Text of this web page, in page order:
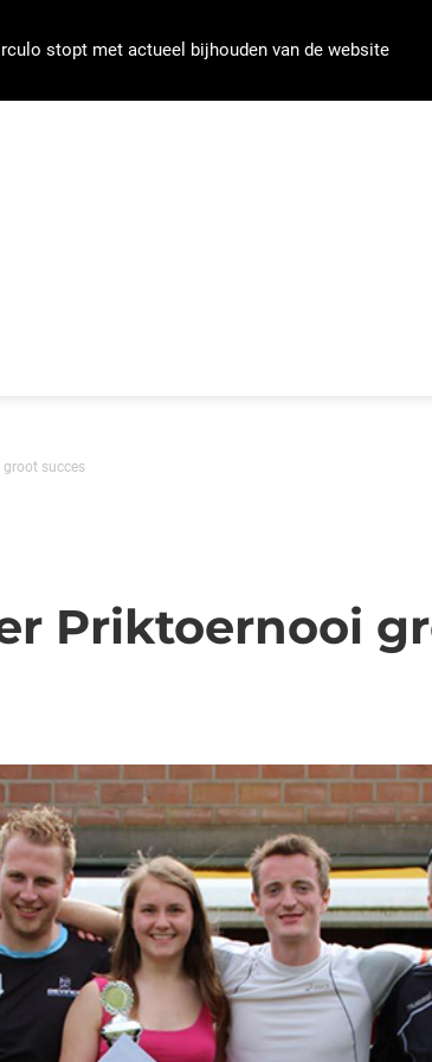
stopt met actueel bijhouden van de website
groot succes
Priktoernooi